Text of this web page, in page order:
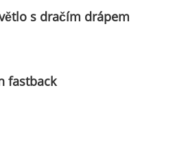
s dračím drápem
fastback